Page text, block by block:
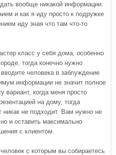
вообще никакой информации.
и как я иду просто к подружке
иду зная что там что-то
класс у себя дома, особенно
тогда конечно нужно
человека в заблуждение
информации не значит полное
вариант, когда меня просто
на дому, тогда
никак не подходит. Вам нужно не
и оставить максимально
с клиентом.
с которым вы собираетесь